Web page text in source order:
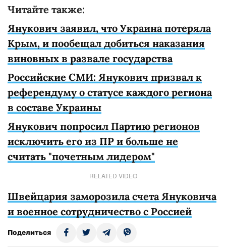
Читайте также:
Янукович заявил, что Украина потеряла
Крым, и пообещал добиться наказания
виновных в развале государства
Российские СМИ: Янукович призвал к
референдуму о статусе каждого региона
в составе Украины
Янукович попросил Партию регионов
исключить его из ПР и больше не
считать "почетным лидером"
RELATED VIDEO
Швейцария заморозила счета Януковича
и военное сотрудничество с Россией
Поделиться